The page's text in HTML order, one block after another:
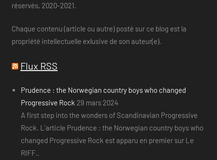
réservés, 2020-2021.
Chaque contenu (article ou autre) posté sur ce blog est la
propriété intellectuelle exlusive de son auteur(e).
Flux RSS
Prudence : the Norwegian country boys who changed
Progressive Rock 29 mars 2024
A first step into the wonders of Scandinavian Progressive
Rock. L’article Prudence : the Norwegian country boys who
changed Progressive Rock est apparu en premier sur Le
RIFF..